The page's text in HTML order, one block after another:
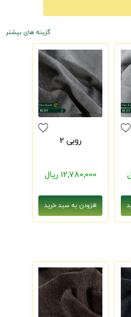
گزینه های بیشتر
روبی 2
12,780,000 ریال